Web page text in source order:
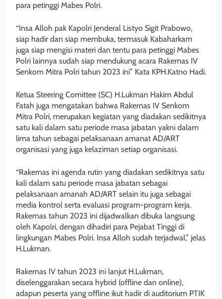
para petinggi Mabes Polri.
“Insa Alloh pak Kapolri Jenderal Listyo Sigit Prabowo,
siap hadir dan siap membuka, termasuk Kabaharkam
juga siap mengisi materi dan tentu para petinggi Mabes
Polri lainnya sudah siap mendukung acara Rakernas IV
Senkom Mitra Polri tahun 2023 ini” Kata KPH.Katno Hadi.
Ketua Steering Comittee (SC) H.Lukman Hakim Abdul
Fatah juga mengatakan bahwa Rakernas IV Senkom
Mitra Polri, merupakan kegiatan yang diadakan sedikitnya
satu kali dalam satu periode masa jabatan yakni dalam
lima tahun sebagai pelaksanaan amanat AD/ART
organisasi yang juga kelaziman setiap organisasi.
“Rakernas ini agenda rutin yang diadakan sedikitnya satu
kali dalam satu periode masa jabatan sebagai
pelaksanaan amanah AD/ART selain itu juga sebagai
media kontrol serta evaluasi program-program kerja.
Rakernas tahun 2023 ini dijadwalkan dibuka langsung
oleh Kapolri, dengan dihadiri para Pejabat Tinggi di
lingkungan Mabes Polri. Insa Alloh sudah terjadwal,” jelas
H.Lukman.
Rakernas IV tahun 2023 ini lanjut H.Lukman,
diselenggarakan secara hybrid (offline dan online),
adapun peserta yang offline ikut hadir di auditorium PTIK